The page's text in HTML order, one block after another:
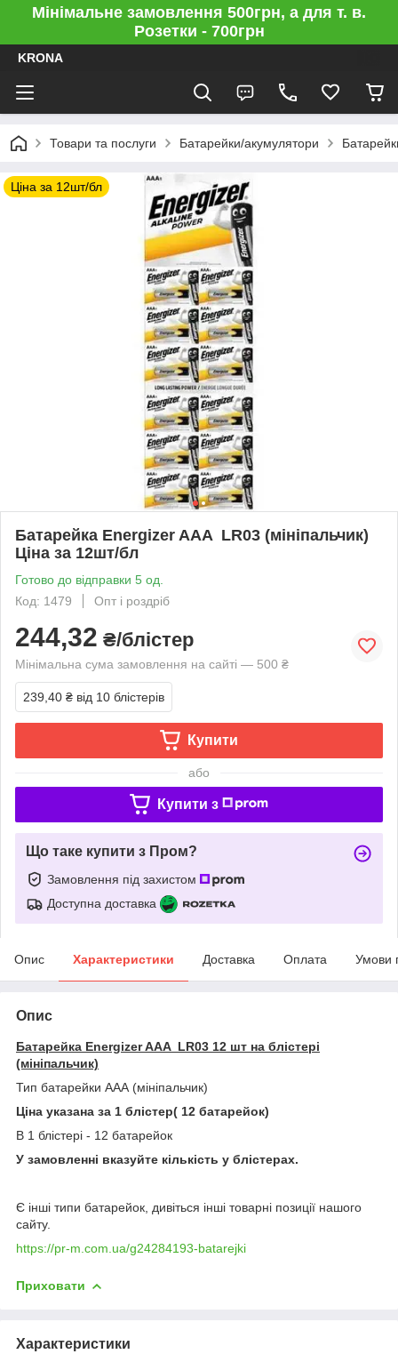
Мінімальне замовлення 500грн, а для т. в.
Розетки - 700грн
KRONA
Товари та послуги Батарейки/акумулятори
Ціна за 12шт/бл
Батарейка Energizer AAA LR03 (мініпальчик)
Ціна за 12шт/бл
Готово до відправки 5 од.
Код: 1479
Опт і роздріб
244,32 ₴/блістер
Мінімальна сума замовлення на сайті — 500 ₴
239,40 ₴ від 10 блістерів
Купити
або
Купити з
Що таке купити з Пром?
Замовлення під захистом
Доступна доставка
Опис Характеристики Доставка Оплата Умови
Опис
Батарейка Energizer AAA LR03 12 шт на блістері
(мініпальчик)
Тип батарейки ААА (мініпальчик)
Ціна указана за 1 блістер( 12 батарейок)
В 1 блістері - 12 батарейок
У замовленні вказуйте кількість у блістерах.
Є інші типи батарейок, дивіться інші товарні позиції нашого
сайту.
https://pr-m.com.ua/g24284193-batarejki
Приховати
Характеристики